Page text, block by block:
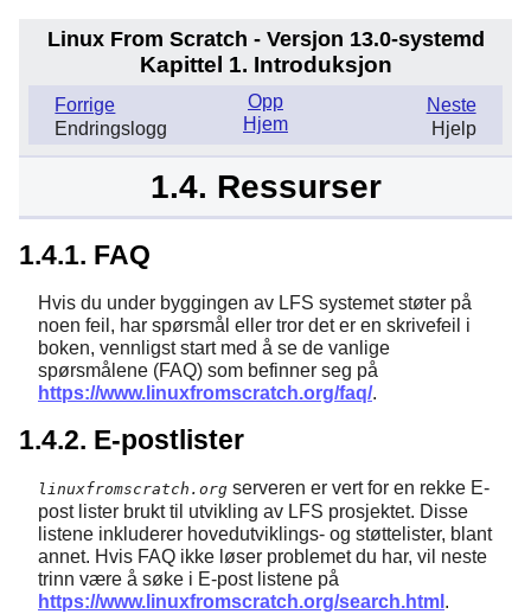
Linux From Scratch - Versjon 13.0-systemd
Kapittel 1. Introduksjon
Forrige
Endringslogg
Neste
Hjelp
Opp
Hjem
1.4. Ressurser
1.4.1. FAQ
Hvis du under byggingen av LFS systemet støter på
noen feil, har spørsmål eller tror det er en skrivefeil i
boken, vennligst start med å se de vanlige
spørsmålene (FAQ) som befinner seg på
https://www.linuxfromscratch.org/faq/.
1.4.2. E-postlister
linuxfromscratch.org serveren er vert for en rekke E-
post lister brukt til utvikling av LFS prosjektet. Disse
listene inkluderer hovedutviklings- og støttelister, blant
annet. Hvis FAQ ikke løser problemet du har, vil neste
trinn være å søke i E-post listene på
https://www.linuxfromscratch.org/search.html .